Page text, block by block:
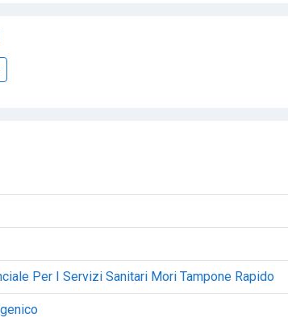
Per I Servizi Sanitari Mori Tampone Rapido